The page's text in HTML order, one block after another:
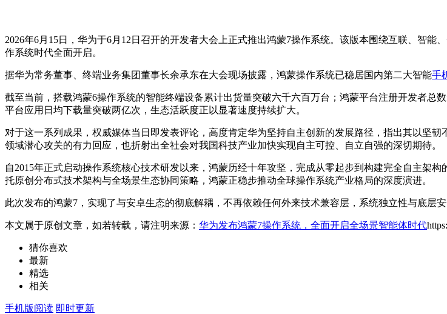
2026年6月15日，华为于6月12日召开的开发者大会上正式推出鸿蒙7操作系统。该版本围绕互联、智
作系统时代全面开启。
据华为常务董事、终端业务集团董事长余承东在大会现场披露，鸿蒙操作系统已稳居国内第二大智能手
截至当前，搭载鸿蒙6操作系统的智能终端设备累计出货量突破六千六百万台；鸿蒙平台注册开发者总
平台应用日均下载量突破两亿次，生态活跃度正以显著速度持续扩大。
对于这一系列成果，权威媒体当日即发表评论，高度肯定华为坚持自主创新的发展路径，指出其以坚
领域潜心攻关的有力回应，也折射出全社会对我国科技产业加快实现自主可控、自立自强的深切期待。
自2015年正式启动操作系统核心技术研发以来，鸿蒙历经十年攻坚，完成从零起步到构建完全自主架
托原创分布式技术架构与全场景生态协同策略，鸿蒙正稳步推动全球操作系统产业格局的深度演进。
此次发布的鸿蒙7，实现了与安卓生态的彻底解耦，不再依赖任何外来技术兼容层，系统独立性与底层安
本文属于原创文章，如若转载，请注明来源： 华为发布鸿蒙7操作系统，全面开启全场景智能体时代
猜你喜欢
最新
精选
相关
手机版阅读 即时更新